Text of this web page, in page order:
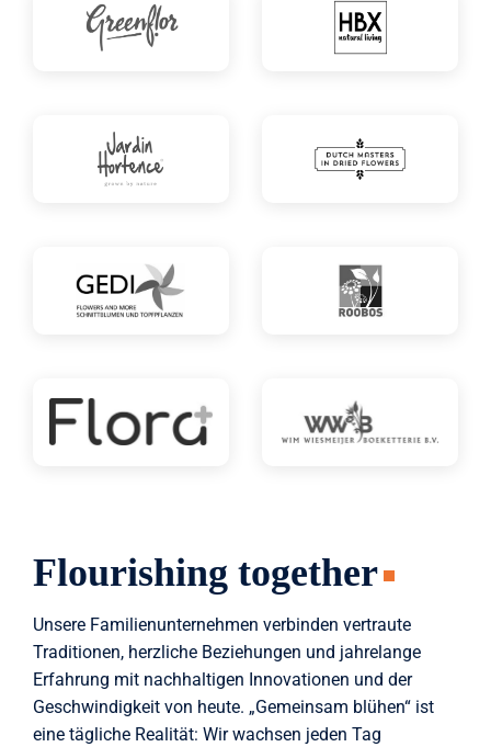
Flourishing together
Unsere Familienunternehmen verbinden vertraute
Traditionen, herzliche Beziehungen und jahrelange
Erfahrung mit nachhaltigen Innovationen und der
Geschwindigkeit von heute. „Gemeinsam blühen“ ist
eine tägliche Realität: Wir wachsen jeden Tag